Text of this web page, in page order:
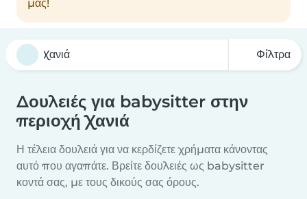
μας!
Φίλτρα
Δουλειές για babysitter στην
περιοχή Χανιά
Η τέλεια δουλειά για να κερδίζετε χρήματα κάνοντας
αυτό που αγαπάτε. Βρείτε δουλειές ως babysitter
κοντά σας, με τους δικούς σας όρους.